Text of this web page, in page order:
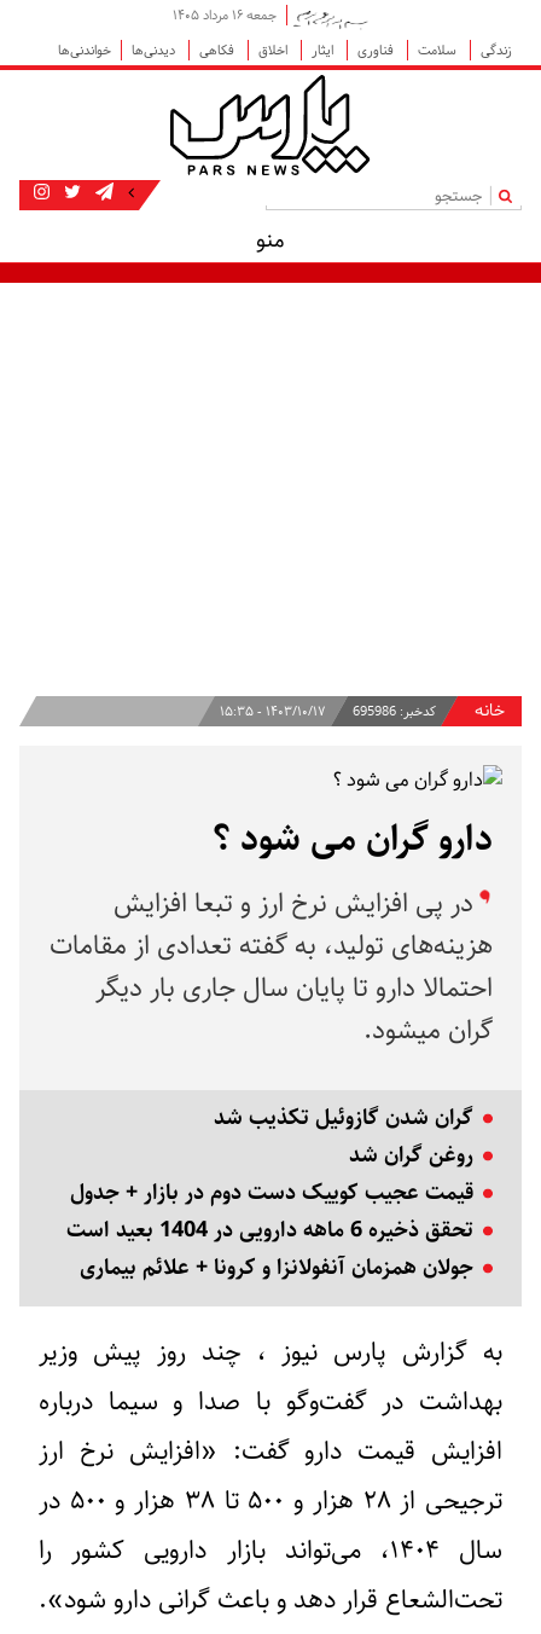
جمعه ۱۶ مرداد ۱۴۰۵
زندگی
سلامت فناوری ایثار اخلاق فکاهی دیدنی‌ها خواندنی‌ها
|
منو
خانه کدخبر: 695986 ۱۴۰۳/۱۰/۱۷ - ۱۵:۳۵
دارو گران می شود ؟
در پی افزایش نرخ ارز و تبعا افزایش
هزینه‌های تولید، به گفته تعدادی از مقامات
احتمالا دارو تا پایان سال جاری بار دیگر
‌گران میشود.
گران شدن گازوئیل تکذیب شد
روغن گران شد
قیمت عجیب کوییک دست دوم در بازار + جدول
تحقق ذخیره 6 ماهه دارویی در 1404 بعید است
جولان همزمان آنفولانزا و کرونا + علائم بیماری
به گزارش پارس نیوز ، چند روز پیش وزیر
بهداشت در گفت‌وگو با صدا و سیما درباره
افزایش قیمت دارو گفت: «افزایش نرخ ارز
ترجیحی از ۲۸ هزار و ۵۰۰ تا ۳۸ هزار و ۵۰۰ در
سال ۱۴۰۴، می‌تواند بازار دارویی کشور را
تحت‌الشعاع قرار دهد و باعث گرانی دارو شود».